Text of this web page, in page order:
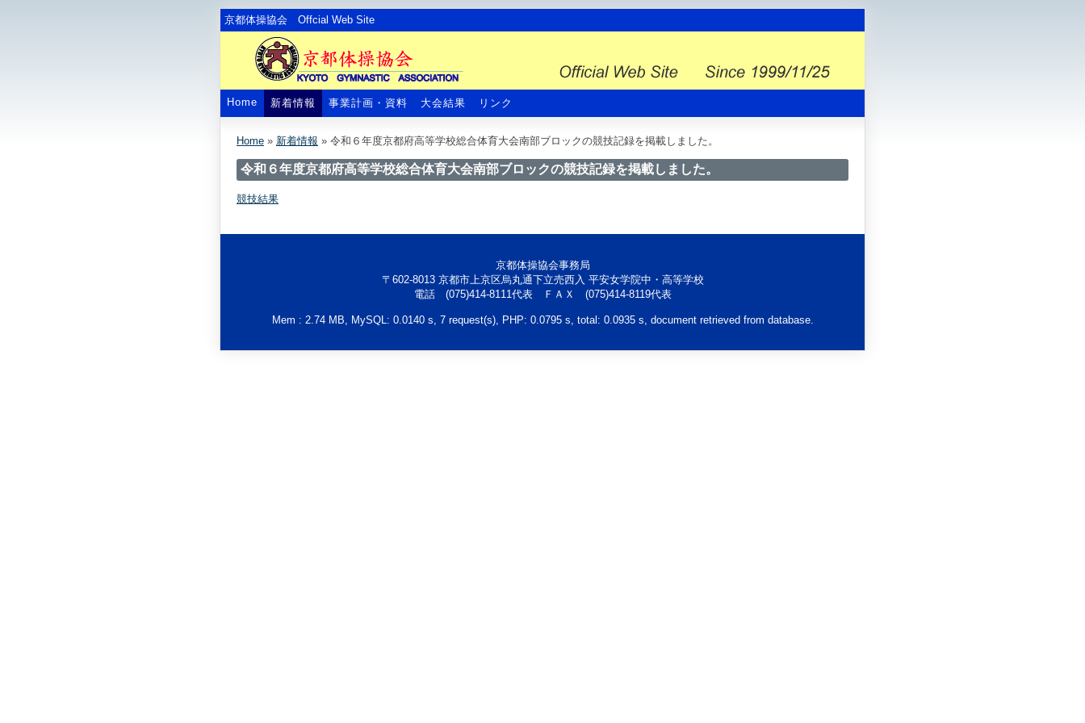
京都体操協会 Offcial Web Site
Home 新着情報 事業計画・資料 大会結果 リンク
Home » 新着情報 » 令和６年度京都府高等学校総合体育大会南部ブロックの競技記録を掲載しました。
令和６年度京都府高等学校総合体育大会南部ブロックの競技記録を掲載しました。
競技結果
京都体操協会事務局
〒602-8013 京都市上京区烏丸通下立売西入 平安女学院中・高等学校
電話 (075)414-8111代表 ＦＡＸ (075)414-8119代表
Mem : 2.74 MB, MySQL: 0.0140 s, 7 request(s), PHP: 0.0795 s, total: 0.0935 s, document retrieved from database.